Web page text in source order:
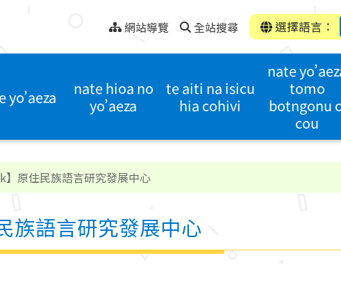
網站導覽 全站搜尋 選擇語言：
yo’aeza
nate hioa no
yo’aeza
te aiti na isicu
hia cohivi
nate
tomo
botngonu
cou
】原住民族語言研究發展中心
族語言研究發展中心